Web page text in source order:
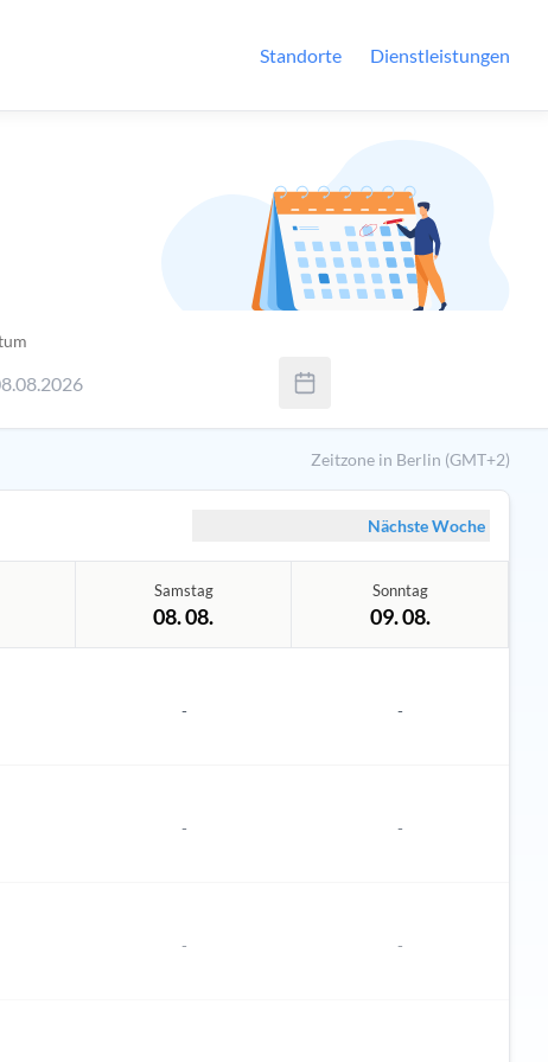
Standorte Dienstleistungen
Zeitzone in Berlin (GMT+2)
Nächste Woche
Samstag
08. 08.
Sonntag
09. 08.
- -
- -
- -